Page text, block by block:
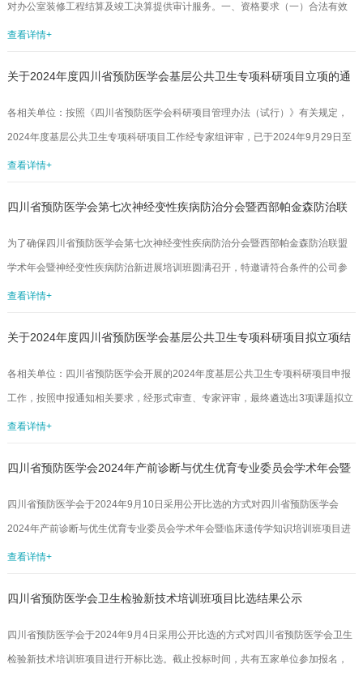
对办公室装修工程结算及竣工决算提供审计服务。一、资格要求（一）合法有效
的营业执照；（二）合法有效的《会计师事务所执业证书》；（三）在经营活动
次比选不接受联合体参加。二、审计范围及服务要求（一）审计主要内容本次委
查看详情+
关于2024年度四川省预防医学会基层公共卫生专项科研项目立项的通
知
各相关单位：按照《四川省预防医学会科研项目管理办法（试行）》有关规定，
2024年度基层公共卫生专项科研项目工作经专家组评审，已于2024年9月29日至
10月13日对拟立项的3项课题完成公示。根据公示结果，学术秘书处决定对江油
患者服药依从性调查及干预》等3项课题予以立项资助，现通知如下。一、获准立
查看详情+
四川省预防医学会第七次神经变性疾病防治分会暨西部帕金森防治联
盟学术年会暨神经变性疾病防治新进展培训班项目比选文件
为了确保四川省预防医学会第七次神经变性疾病防治分会暨西部帕金森防治联盟
学术年会暨神经变性疾病防治新进展培训班圆满召开，特邀请符合条件的公司参
加我单位组织的比选工作，现通过比选确定1家为代表大会会场氛围布置及会务服
要求(一)入选四川省预防医学会活动服务机构库的公司/机构；(二)承办机构具有丰
查看详情+
关于2024年度四川省预防医学会基层公共卫生专项科研项目拟立项结
果的公示
各相关单位：四川省预防医学会开展的2024年度基层公共卫生专项科研项目申报
工作，按照申报通知相关要求，经形式审查、专家评审，最终遴选出3项课题拟立
项资助，现予以公示，公示时间为2024年9月29日至10月13日。如有异议，请在
部袁锦嘉联系电话：13547861814邮箱：44801216@qq.com附件：2024年度四
查看详情+
四川省预防医学会2024年产前诊断与优生优育专业委员会学术年会暨
临床遗传学知识培训班项目比选结果公示
四川省预防医学会于2024年9月10日采用公开比选的方式对四川省预防医学会
2024年产前诊断与优生优育专业委员会学术年会暨临床遗传学知识培训班项目进
行开标比选。截止投标时间，共有五家单位参加报名，并于2024年9月18日由三
（9月18日——9月20日），如对以上公示有异议，请及时以口头或书面形式向四
查看详情+
四川省预防医学会卫生检验新技术培训班项目比选结果公示
四川省预防医学会于2024年9月4日采用公开比选的方式对四川省预防医学会卫生
检验新技术培训班项目进行开标比选。截止投标时间，共有五家单位参加报名，